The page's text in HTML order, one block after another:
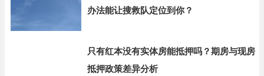
办法能让搜救队定位到你？
只有红本没有实体房能抵押吗？期房与现房
抵押政策差异分析